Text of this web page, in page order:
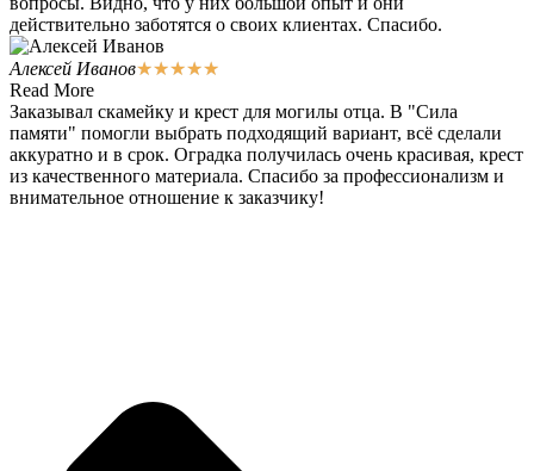
действительно заботятся о своих клиентах. Спасибо.
Алексей Иванов★★★★★
Read More
Заказывал скамейку и крест для могилы отца. В "Сила
памяти" помогли выбрать подходящий вариант, всё сделали
аккуратно и в срок. Оградка получилась очень красивая, крест
из качественного материала. Спасибо за профессионализм и
внимательное отношение к заказчику!